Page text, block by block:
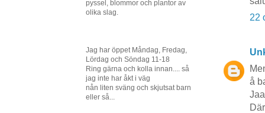
22
å
pyssel, blommor och plantor av
olika slag.
Jag har öppet Måndag, Fredag,
Lördag och Söndag 11-18
Ring gärna och kolla innan.... så
jag inte har åkt i väg
nån liten sväng och skjutsat barn
eller så...